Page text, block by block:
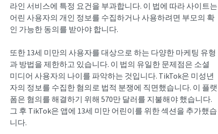
라인 서비스에 특정 요건을 부과합니다. 이 법에 따라 사이트는
어린 사용자의 개인 정보를 수집하거나 사용하려면 부모의 확
인 가능한 동의를 받아야 합니다.
또한 13세 미만의 사용자를 대상으로 하는 다양한 마케팅 유형
과 방법을 제한하고 있습니다. 이 법의 유일한 문제점은 소셜
미디어 사용자의 나이를 파악하는 것입니다. TikTok은 미성년
자의 정보를 수집한 혐의로 법적 분쟁에 직면했습니다. 이 플랫
폼은 혐의를 해결하기 위해 570만 달러를 지불해야 했습니다.
그 후 TikTok은 앱에 13세 미만 어린이를 위한 섹션을 추가했습
니다.